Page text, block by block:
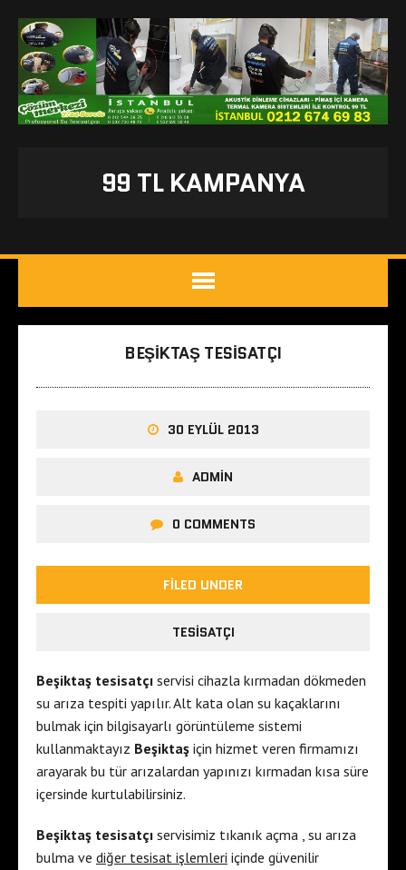
99 TL KAMPANYA
BEŞIKTAŞ TESISATÇI
30 EYLÜL 2013
ADMIN
0 COMMENTS
FILED UNDER
TESISATÇI
Beşiktaş tesisatçı servisi cihazla kırmadan dökmeden
su arıza tespiti yapılır. Alt kata olan su kaçaklarını
bulmak için bilgisayarlı görüntüleme sistemi
kullanmaktayız Beşiktaş için hizmet veren firmamızı
arayarak bu tür arızalardan yapınızı kırmadan kısa süre
içersinde kurtulabilirsiniz.
Beşiktaş tesisatçı servisimiz tıkanık açma , su arıza
bulma ve diğer tesisat işlemleri içinde güvenilir